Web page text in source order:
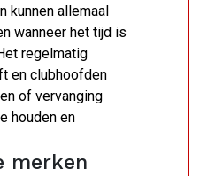
kunnen allemaal
wanneer het tijd is
regelmatig
en clubhoofden
of vervanging
houden en
merken